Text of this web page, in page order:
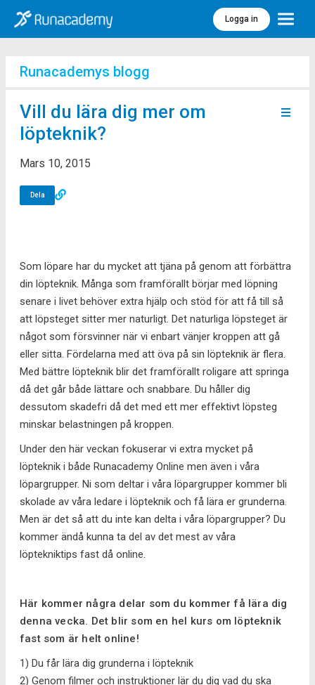
Logga in Meny
Runacademys blogg
Vill du lära dig mer om
löpteknik?
Mars 10, 2015
Dela
Som löpare har du mycket att tjäna på genom att förbättra
din löpteknik. Många som framförallt börjar med löpning
senare i livet behöver extra hjälp och stöd för att få till så
att löpsteget sitter mer naturligt. Det naturliga löpsteget är
något som försvinner när vi enbart vänjer kroppen att gå
eller sitta. Fördelarna med att öva på sin löpteknik är flera.
Med bättre löpteknik blir det framförallt roligare att springa
då det går både lättare och snabbare. Du håller dig
dessutom skadefri då det med ett mer effektivt löpsteg
minskar belastningen på kroppen.
Under den här veckan fokuserar vi extra mycket på
löpteknik i både Runacademy Online men även i våra
löpargrupper. Ni som deltar i våra löpargrupper kommer bli
skolade av våra ledare i löpteknik och få lära er grunderna.
Men är det så att du inte kan delta i våra löpargrupper? Du
kommer ändå kunna ta del av det mest av våra
löptekniktips fast då online.
Här kommer några delar som du kommer få lära dig
denna vecka. Det blir som en hel kurs om löpteknik
fast som är helt online!
1) Du får lära dig grunderna i löpteknik
2) Genom filmer och instruktioner lär du dig vad du ska